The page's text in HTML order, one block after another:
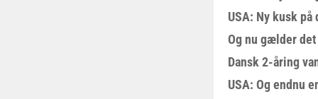
USA: Ny kusk på
Og nu gælder
Dansk 2-åring
USA: Og endnu